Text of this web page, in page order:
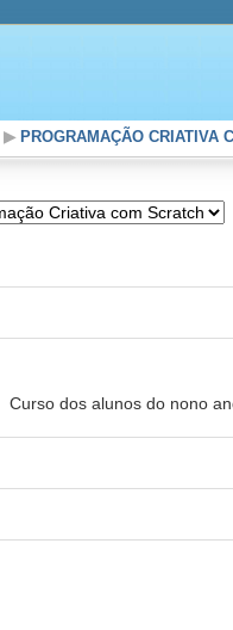
▶ PROGRAMAÇÃO CRIATIVA
Curso dos alunos do nono